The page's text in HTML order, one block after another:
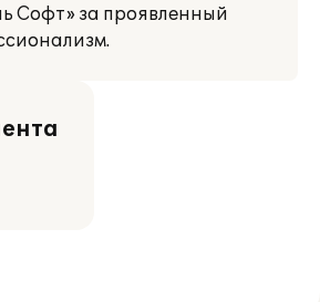
Софт» за проявленный